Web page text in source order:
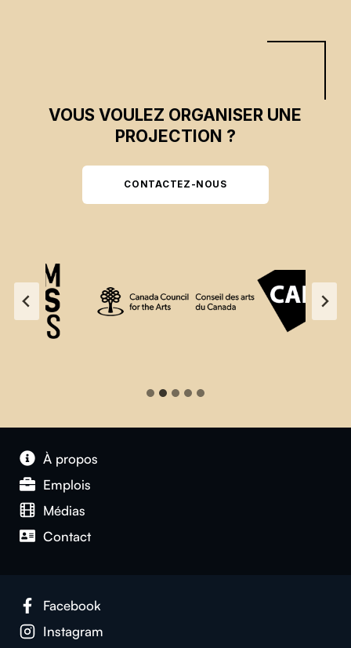
VOUS VOULEZ ORGANISER UNE
PROJECTION ?
CONTACTEZ-NOUS
À propos
Emplois
Médias
Contact
Facebook
Instagram